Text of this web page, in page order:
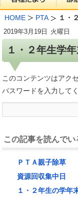
HOME PTA １・
１・２年生学
2019年3月19日 火曜日
このコンテンツはアク
パスワードを入力して
この記事を読んで
ＰＴＡ親子除草
資源回収集中日
１・２年生の学年